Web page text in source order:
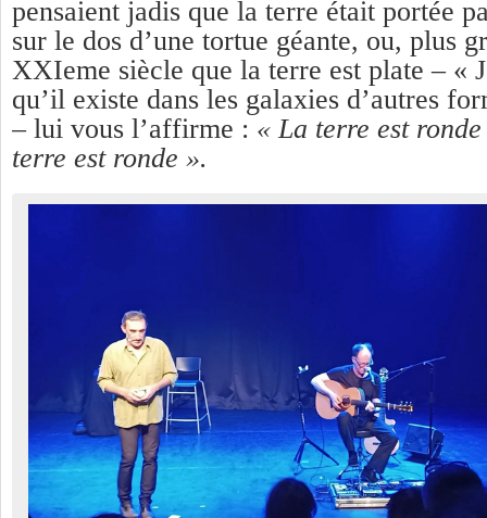
pensaient jadis que la terre était portée
sur le dos d’une tortue géante, ou, plus
XXIeme siècle que la terre est plate – «
qu’il existe dans les galaxies d’autres
– lui vous l’affirme : « La terre est
terre est ronde ».